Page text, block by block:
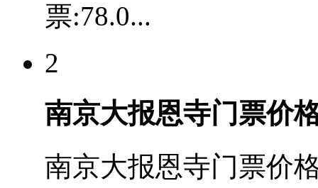
票:78.0...
2
南京大报恩寺门票价
南京大报恩寺门票价